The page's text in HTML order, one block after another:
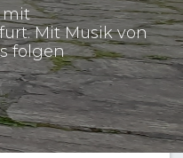
mit
Mit Musik von
folgen